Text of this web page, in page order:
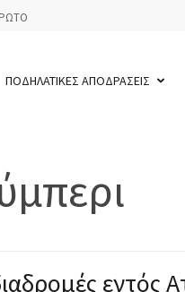
ΠΟΔΗΛΑΤΙΚΕΣ ΑΠΟΔΡΑΣΕΙΣ
εντός